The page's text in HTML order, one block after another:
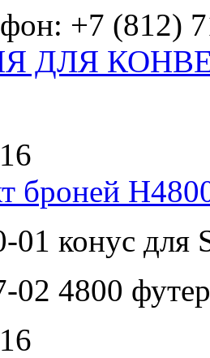
+7 (812)
ДЛЯ
броней
01 конус для
02 4800